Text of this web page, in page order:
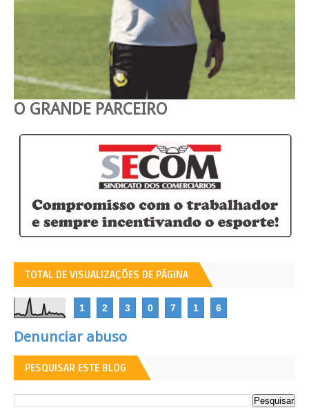
O GRANDE PARCEIRO
TOTAL DE VISUALIZAÇÕES DE PÁGINA
1 2 3 0 7 1 6
Denunciar abuso
PESQUISAR ESTE BLOG